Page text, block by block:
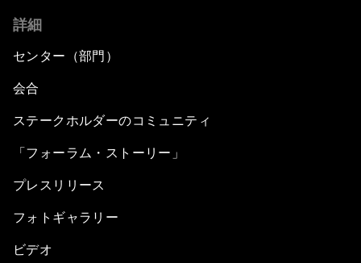
詳細
センター（部門）
会合
ステークホルダーのコミュニティ
「フォーラム・ストーリー」
プレスリリース
フォトギャラリー
ビデオ